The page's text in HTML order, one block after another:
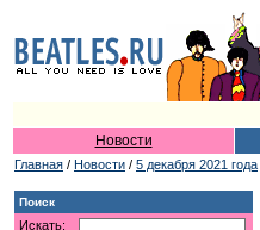
Новости
Главная / Новости / 5 декабря 2021 года
Поиск
Искать: